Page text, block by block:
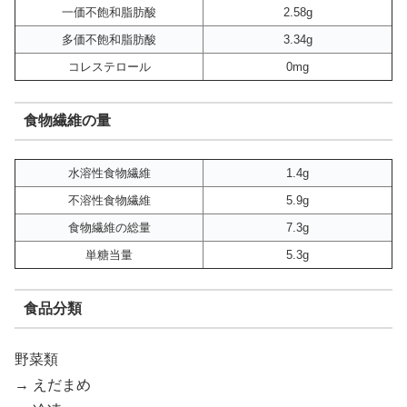
一価不飽和脂肪酸
2.58g
多価不飽和脂肪酸
3.34g
コレステロール
0mg
食物繊維の量
水溶性食物繊維
1.4g
不溶性食物繊維
5.9g
食物繊維の総量
7.3g
単糖当量
5.3g
食品分類
野菜類
→ えだまめ